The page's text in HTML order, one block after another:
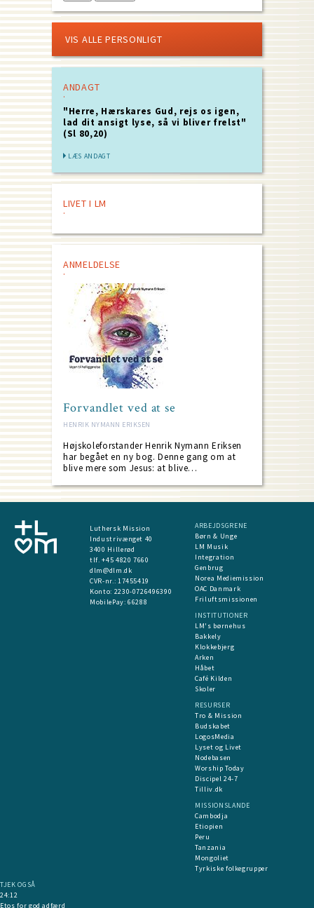
VIS ALLE PERSONLIGT
ANDAGT
"Herre, Hærskares Gud, rejs os igen,
lad dit ansigt lyse, så vi bliver frelst"
(Sl 80,20)
LÆS ANDAGT
LIVET I LM
ANMELDELSE
Forvandlet ved at se
HENRIK NYMANN ERIKSEN
Højskoleforstander Henrik Nymann Eriksen
har begået en ny bog. Denne gang om at
blive mere som Jesus: at blive…
Luthersk Mission
Industrivænget 40
3400 Hillerød
tlf. +45 4820 7660
dlm@dlm.dk
CVR-nr.: 17455419
​Konto: 2230-0726496390
MobilePay:66288
ARBEJDSGRENE
Børn & Unge
LM Musik
Integration
Genbrug
Norea Mediemission
OAC Danmark
Friluftsmissionen
INSTITUTIONER
LM's børnehus
Bakkely
Klokkebjerg
Arken
Håbet
Café Kilden
Skoler
RESURSER
Tro & Mission
Budskabet
LogosMedia
Lyset og Livet
Nodebasen
Worship Today
Discipel 24-7
Tilliv.dk
MISSIONSLANDE
Cambodja
Etiopien
Peru
Tanzania
Mongoliet
Tyrkiske folkegrupper
TJEK OGSÅ
24:12
Etos for god adfærd